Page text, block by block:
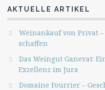
AKTUELLE ARTIKEL
Weinankauf von Privat
schaffen
Das Weingut Ganevat:
Exzellenz im Jura
Domaine Fourrier –